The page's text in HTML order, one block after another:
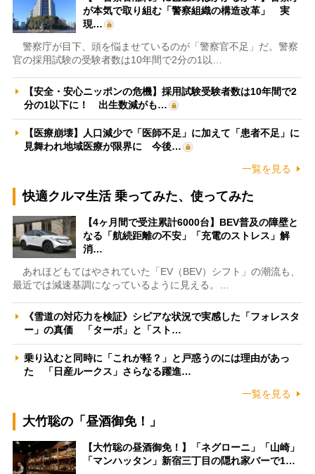
が本気で取り組む「警察組織の構造改革」 実
現…
警察庁が目下、頭を悩ませているのが「警察官不足」だ。警察
官の採用試験の受験者数は10年間で2分の1以…
【安全・安心ニッポンの危機】採用試験受験者数は10年間で2
分の1以下に！ 出生数減がも…
【医療崩壊】人口減少で「医師不足」に加えて「患者不足」に
見舞われ地域医療が限界に 今後…
一覧を見る
快適クルマ生活 乗ってみた、使ってみた
【4ヶ月間で受注累計6000台】BEV普及の障壁と
なる「航続距離の不安」「充電のストレス」解
消…
あれほどもてはやされていた「EV（BEV）シフト」の潮流も、
最近では減速基調になっているように見える。…
《雪道の対応力を検証》シビアな状況で実感した「フォレスタ
ー」の真価 「ターボ」と「スト…
乗り込むと同時に「これが軽？」と戸惑うのには理由があっ
た 「日産ルークス」さらなる躍進…
一覧を見る
大竹聡の「昼酒御免！」
【大竹聡の昼酒御免！】「ネグローニ」「山崎」
「マンハッタン」新宿三丁目の隠れ家バーで1…